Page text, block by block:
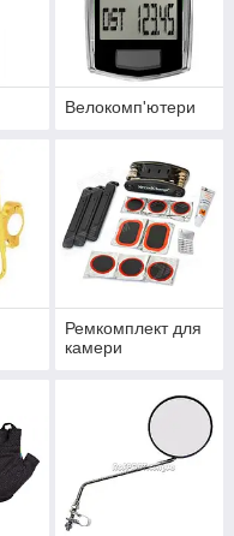
Велокомп'ютери
Ремкомплект для
камери